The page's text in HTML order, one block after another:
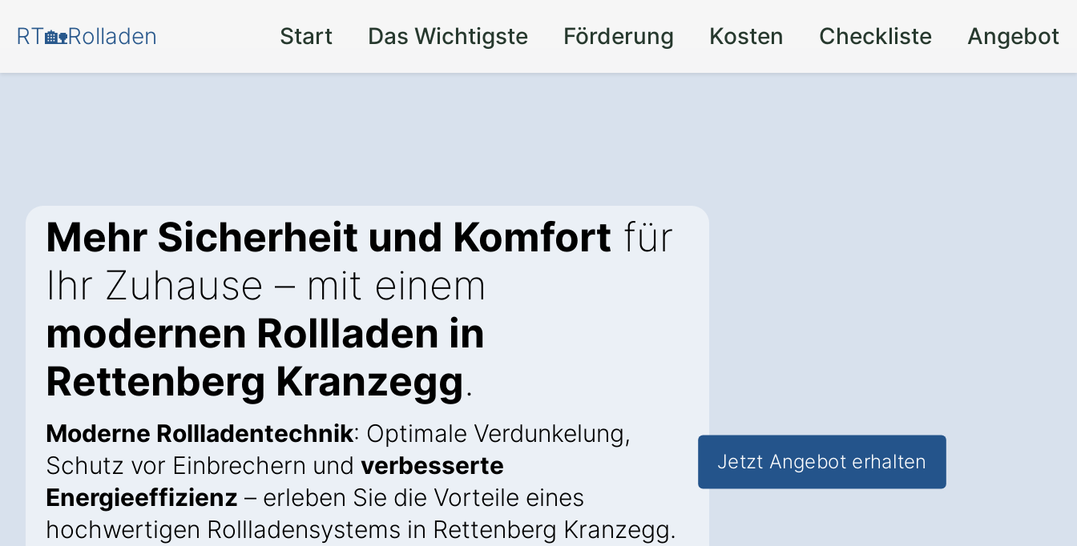
RT🏡Rolladen Start Das Wichtigste Förderung Kosten Checkliste Angebot
Mehr Sicherheit und Komfort für
Ihr Zuhause – mit einem
modernen Rollladen in
Rettenberg Kranzegg.
Moderne Rollladentechnik: Optimale Verdunkelung,
Schutz vor Einbrechern und verbesserte
Energieeffizienz – erleben Sie die Vorteile eines
hochwertigen Rollladensystems in Rettenberg Kranzegg.
Jetzt Angebot erhalten